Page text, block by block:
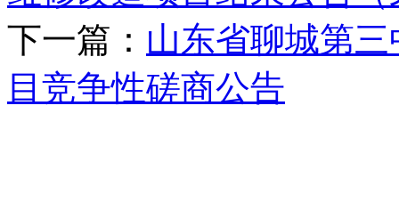
下一篇： 山东省聊城第
目竞争性磋商公告